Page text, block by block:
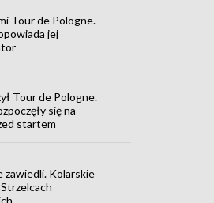
Tour de Pologne.
jej
Tour de Pologne.
się na
startem
zawiedli. Kolarskie